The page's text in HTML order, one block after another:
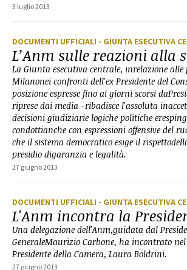
3 luglio 2013
DOCUMENTI UFFICIALI - GIUNTA ESECUTIVA
L’Anm sulle reazioni alla
La Giunta esecutiva centrale, inrelazione
Milanonei confronti dell'ex Presidente del
posizione espresse fino ai giorni scorsi
riprese dai media -ribadisce l'assoluta
decisioni giudiziarie logiche politiche
condottianche con espressioni offensive del
che il sistema democratico esige il
presidio digaranzia e legalità.
27 giugno 2013
DOCUMENTI UFFICIALI - GIUNTA ESECUTIVA
L'Anm incontra la
Una delegazione dell'Anm,guidata dal
GeneraleMaurizio Carbone, ha incontrato
Presidente della Camera, Laura Boldrini.
27 giugno 2013